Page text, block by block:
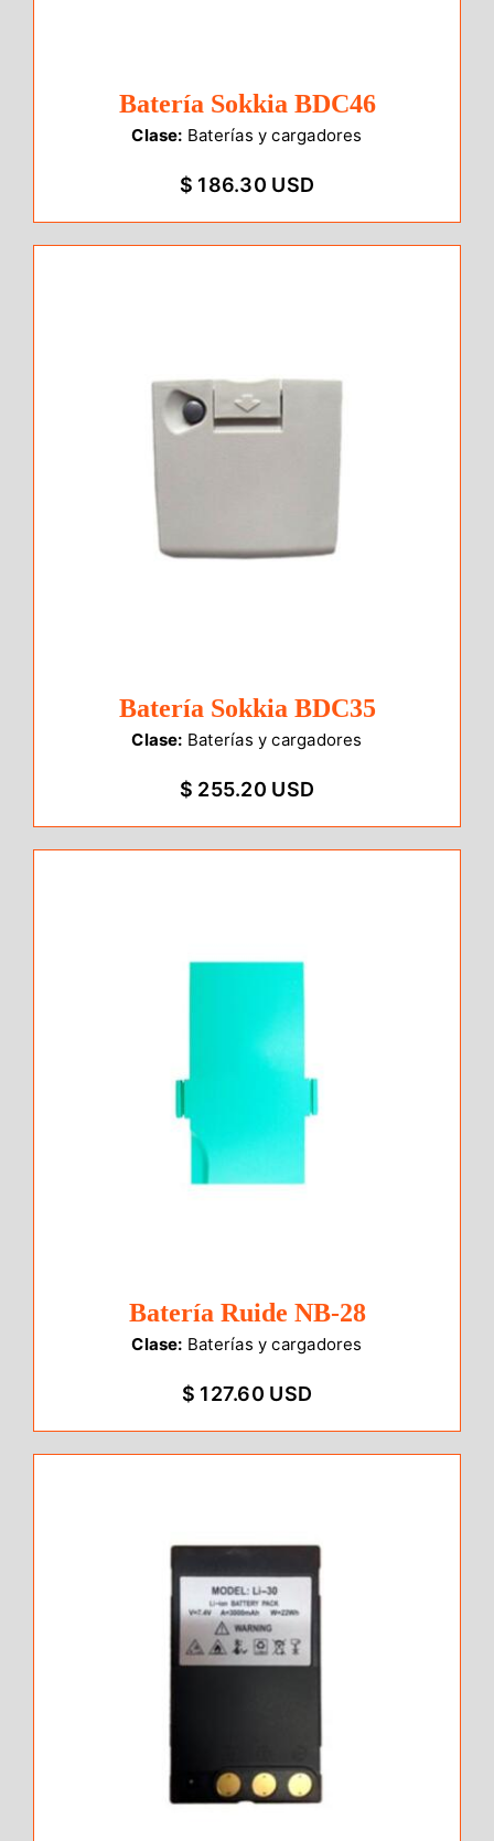
Batería Sokkia BDC46
Clase: Baterías y cargadores
$ 186.30 USD
Batería Sokkia BDC35
Clase: Baterías y cargadores
$ 255.20 USD
Batería Ruide NB-28
Clase: Baterías y cargadores
$ 127.60 USD